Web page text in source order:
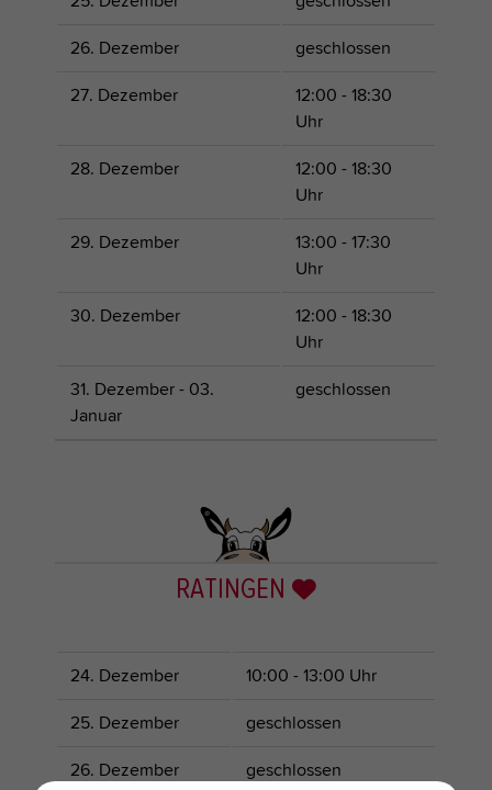
26. Dezember geschlossen
27. Dezember
12:00 - 18:30
Uhr
28. Dezember
12:00 - 18:30
Uhr
29. Dezember
13:00 - 17:30
Uhr
30. Dezember
12:00 - 18:30
Uhr
31. Dezember - 03.
Januar
geschlossen
RATINGEN
24. Dezember 10:00 - 13:00 Uhr
25. Dezember geschlossen
26. Dezember geschlossen